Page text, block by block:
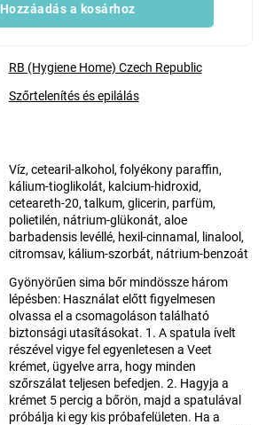
Hozzáadás a kosárhoz
Szőrtelenítés és epilálás
Víz, cetearil-alkohol, folyékony paraffin,
kálium-tioglikolát, kalcium-hidroxid,
ceteareth-20, talkum, glicerin, parfüm,
polietilén, nátrium-glükonát, aloe
barbadensis levéllé, hexil-cinnamal, linalool,
citromsav, kálium-szorbát, nátrium-benzoát
Gyönyörűen sima bőr mindössze három
lépésben: Használat előtt figyelmesen
olvassa el a csomagoláson található
biztonsági utasításokat. 1. A spatula ívelt
részével vigye fel egyenletesen a Veet
krémet, ügyelve arra, hogy minden
szőrszálat teljesen befedjen. 2. Hagyja a
krémet 5 percig a bőrön, majd a spatulával
próbálja ki egy kis próbafelületen. Ha a
RB (Hygiene Home) Czech Republic